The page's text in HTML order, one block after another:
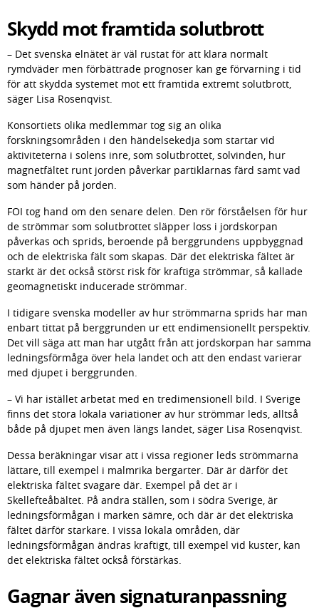
Skydd mot framtida solutbrott
– Det svenska elnätet är väl rustat för att klara normalt
rymdväder men förbättrade prognoser kan ge förvarning i tid
för att skydda systemet mot ett framtida extremt solutbrott,
säger Lisa Rosenqvist.
Konsortiets olika medlemmar tog sig an olika
forskningsområden i den händelsekedja som startar vid
aktiviteterna i solens inre, som solutbrottet, solvinden, hur
magnetfältet runt jorden påverkar partiklarnas färd samt vad
som händer på jorden.
FOI tog hand om den senare delen. Den rör förståelsen för hur
de strömmar som solutbrottet släpper loss i jordskorpan
påverkas och sprids, beroende på berggrundens uppbyggnad
och de elektriska fält som skapas. Där det elektriska fältet är
starkt är det också störst risk för kraftiga strömmar, så kallade
geomagnetiskt inducerade strömmar.
I tidigare svenska modeller av hur strömmarna sprids har man
enbart tittat på berggrunden ur ett endimensionellt perspektiv.
Det vill säga att man har utgått från att jordskorpan har samma
ledningsförmåga över hela landet och att den endast varierar
med djupet i berggrunden.
– Vi har istället arbetat med en tredimensionell bild. I Sverige
finns det stora lokala variationer av hur strömmar leds, alltså
både på djupet men även längs landet, säger Lisa Rosenqvist.
Dessa beräkningar visar att i vissa regioner leds strömmarna
lättare, till exempel i malmrika bergarter. Där är därför det
elektriska fältet svagare där. Exempel på det är i
Skellefteåbältet. På andra ställen, som i södra Sverige, är
ledningsförmågan i marken sämre, och där är det elektriska
fältet därför starkare. I vissa lokala områden, där
ledningsförmågan ändras kraftigt, till exempel vid kuster, kan
det elektriska fältet också förstärkas.
Gagnar även signaturanpassning